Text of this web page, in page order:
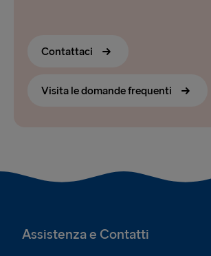
Contattaci
Visita le domande frequenti
Assistenza e Contatti